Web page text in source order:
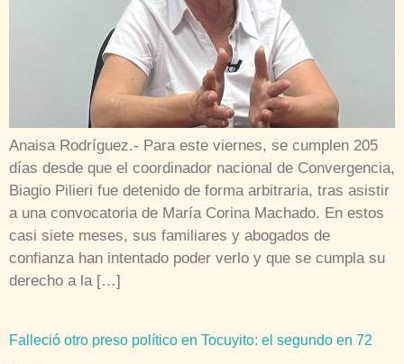
Anaisa Rodríguez.- Para este viernes, se cumplen 205
días desde que el coordinador nacional de Convergencia,
Biagio Pilieri fue detenido de forma arbitraria, tras asistir
a una convocatoria de María Corina Machado. En estos
casi siete meses, sus familiares y abogados de
confianza han intentado poder verlo y que se cumpla su
derecho a la […]
Falleció otro preso político en Tocuyito: el segundo en 72